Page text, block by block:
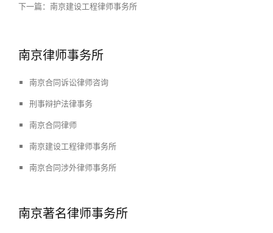
下一篇： 南京建设工程律师事务所
南京律师事务所
南京合同诉讼律师咨询
刑事辩护法律事务
南京合同律师
南京建设工程律师事务所
南京合同涉外律师事务所
南京著名律师事务所